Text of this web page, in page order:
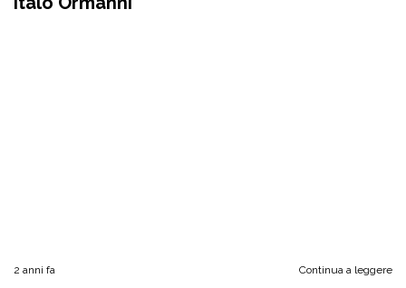
2 anni fa Continua a leggere